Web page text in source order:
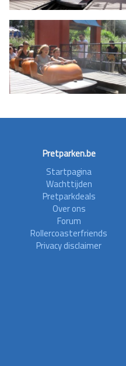
Pretparken.be
Startpagina
Wachttijden
Pretparkdeals
Over ons
Forum
Rollercoasterfriends
Privacy disclaimer